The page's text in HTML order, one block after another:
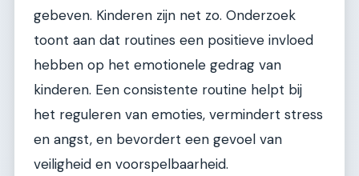
gebeven. Kinderen zijn net zo. Onderzoek
toont aan dat routines een positieve invloed
hebben op het emotionele gedrag van
kinderen. Een consistente routine helpt bij
het reguleren van emoties, vermindert stress
en angst, en bevordert een gevoel van
veiligheid en voorspelbaarheid.